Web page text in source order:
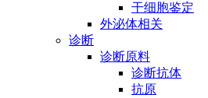
干细胞鉴定
外泌体相关
诊断
诊断原料
诊断抗体
抗原